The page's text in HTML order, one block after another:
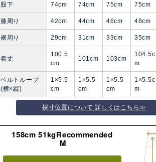
股下 74cm 74cm 75cm 75cm
膝周り 42cm 44cm 46cm 48cm
裾周り 29cm 31cm 33cm 35cm
着丈
100.5
cm
101cm 103cm
104.5c
m
ベルトループ
(横×縦)
1×5.5
cm
1×5.5
cm
1×5.5
cm
1×5.5c
m
採寸位置について 詳しくはこちら≫
158cm 51kgRecommended
M